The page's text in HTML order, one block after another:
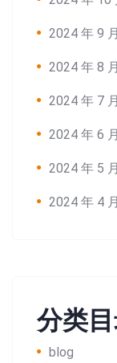
2024 年 9 月
2024 年 8 月
2024 年 7 月
2024 年 6 月
2024 年 5 月
2024 年 4 月
分类
blog